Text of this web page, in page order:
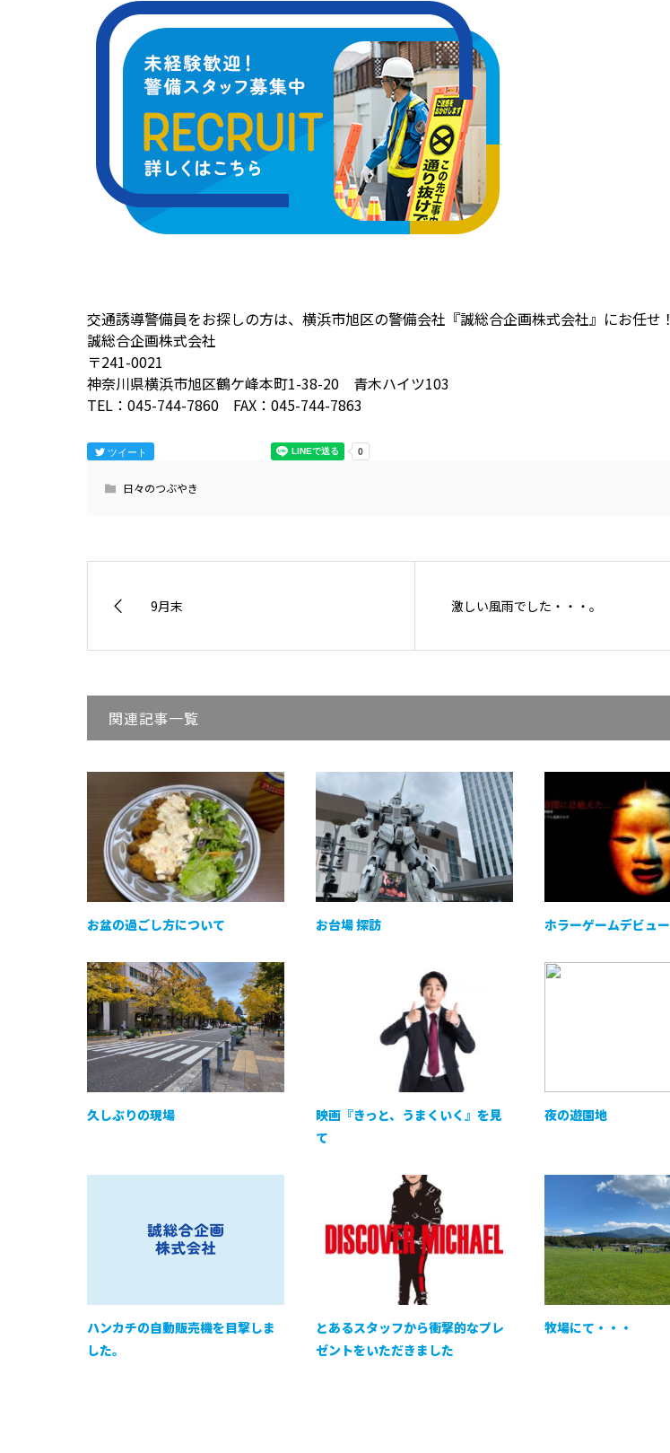
交通誘導警備員をお探しの方は、横浜市旭区の警備会社『誠総合企画株式会社』にお任せ！
誠総合企画株式会社
〒241-0021
神奈川県横浜市旭区鶴ケ峰本町1-38-20 青木ハイツ103
TEL：045-744-7860 FAX：045-744-7863
ツイート
日々のつぶやき
9月末 激しい風雨でした・・・。
関連記事一覧
お盆の過ごし方について お台場 探訪 ホラーゲームデビュー
久しぶりの現場
映画『きっと、うまくいく』を見
て
夜の遊園地
ハンカチの自動販売機を目撃しま
した。
とあるスタッフから衝撃的なプレ
ゼントをいただきました
牧場にて・・・